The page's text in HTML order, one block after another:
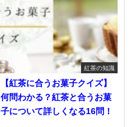
紅茶の知識
【紅茶に合うお菓子クイズ】
何問わかる？紅茶と合うお菓
子について詳しくなる16問！